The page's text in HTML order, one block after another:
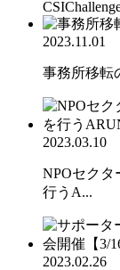
2023.11.01
事務所移転
2023.03.10
NPOセクタ
行うA...
2023.02.26